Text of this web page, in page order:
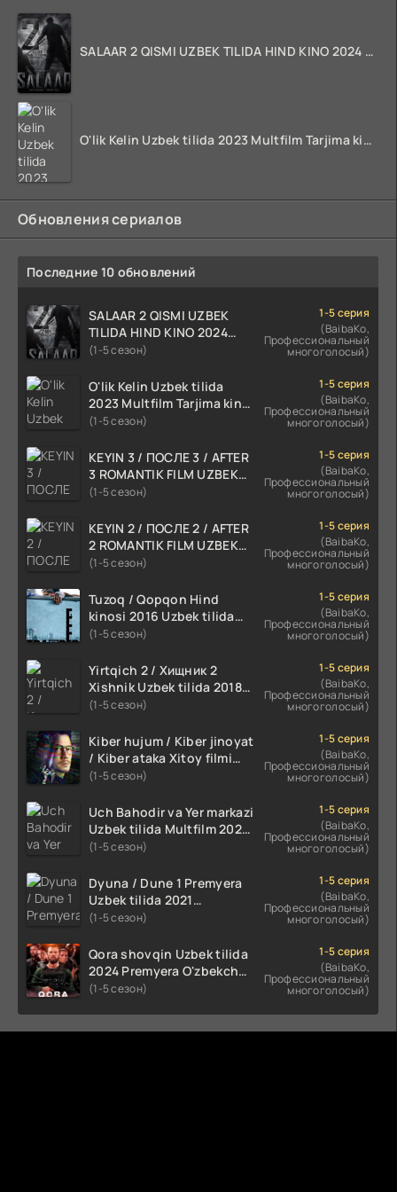
SALAAR 2 QISMI UZBEK TILIDA HIND KINO 2024 TARJIMA 720p HD Skachat
O'lik Kelin Uzbek tilida 2023 Multfilm Tarjima kino skachat
Обновления сериалов
Последние 10 обновлений
SALAAR 2 QISMI UZBEK
TILIDA HIND KINO 2024
TARJIMA 720p HD Skachat
(1-5 сезон)
1-5 серия
(BaibaKo,
Профессиональный
многоголосый)
O'lik Kelin Uzbek tilida
2023 Multfilm Tarjima kino
skachat
(1-5 сезон)
1-5 серия
(BaibaKo,
Профессиональный
многоголосый)
KEYIN 3 / ПОСЛЕ 3 / AFTER
3 ROMANTIK FILM UZBEK
TILIDA 2021 TARJIMA FILM
(1-5 сезон)
1-5 серия
(BaibaKo,
Профессиональный
многоголосый)
KEYIN 2 / ПОСЛЕ 2 / AFTER
2 ROMANTIK FILM UZBEK
TILIDA 2020 TARJIMA FILM
(1-5 сезон)
1-5 серия
(BaibaKo,
Профессиональный
многоголосый)
Tuzoq / Qopqon Hind
kinosi 2016 Uzbek tilida
tarjima film HD
(1-5 сезон)
1-5 серия
(BaibaKo,
Профессиональный
многоголосый)
Yirtqich 2 / Хищник 2
Xishnik Uzbek tilida 2018-
2024 O'zbekcha tarjima
(1-5 сезон)
1-5 серия
(BaibaKo,
Профессиональный
многоголосый)
Kiber hujum / Kiber jinoyat
/ Kiber ataka Xitoy filmi
Uzbek tilida O'zbekcha
HD skachat
(1-5 сезон)
1-5 серия
(BaibaKo,
Профессиональный
многоголосый)
Uch Bahodir va Yer markazi
Uzbek tilida Multfilm 2025
tarjima HD skachat
(1-5 сезон)
1-5 серия
(BaibaKo,
Профессиональный
многоголосый)
Dyuna / Dune 1 Premyera
Uzbek tilida 2021
O'zbekcha tarjima kino HD
(1-5 сезон)
1-5 серия
(BaibaKo,
Профессиональный
многоголосый)
Qora shovqin Uzbek tilida
2024 Premyera O'zbekcha
tarjima kino HD skachat
(1-5 сезон)
1-5 серия
(BaibaKo,
Профессиональный
многоголосый)